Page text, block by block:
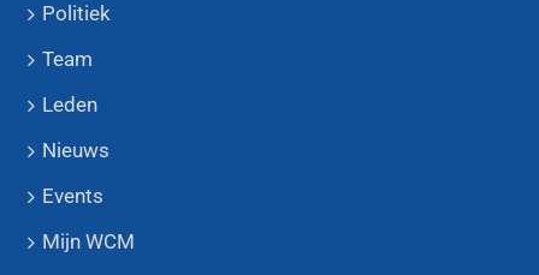
Politiek
Team
Leden
Nieuws
Events
Mijn WCM